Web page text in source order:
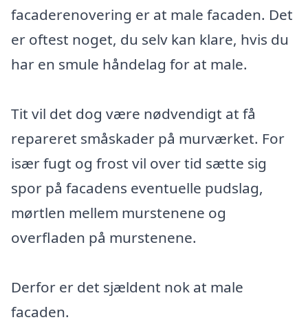
facaderenovering er at male facaden. Det
er oftest noget, du selv kan klare, hvis du
har en smule håndelag for at male.
Tit vil det dog være nødvendigt at få
repareret småskader på murværket. For
især fugt og frost vil over tid sætte sig
spor på facadens eventuelle pudslag,
mørtlen mellem murstenene og
overfladen på murstenene.
Derfor er det sjældent nok at male
facaden.